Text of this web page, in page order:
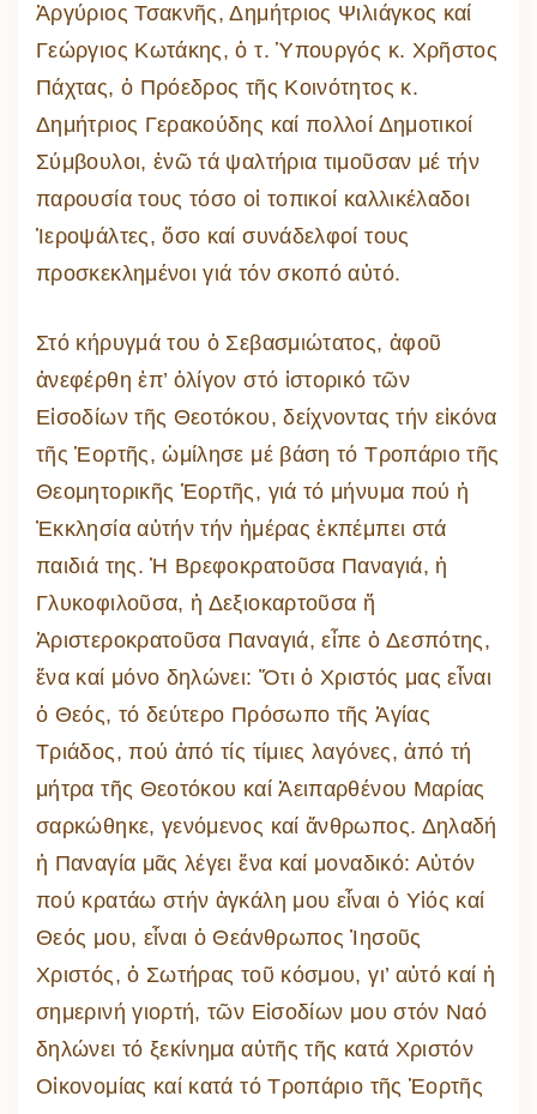
Ἀργύριος Τσακνῆς, Δημήτριος Ψιλιάγκος καί
Γεώργιος Κωτάκης, ὁ τ. Ὑπουργός κ. Χρῆστος
Πάχτας, ὁ Πρόεδρος τῆς Κοινότητος κ.
Δημήτριος Γερακούδης καί πολλοί Δημοτικοί
Σύμβουλοι, ἐνῶ τά ψαλτήρια τιμοῦσαν μέ τήν
παρουσία τους τόσο οἱ τοπικοί καλλικέλαδοι
Ἱεροψάλτες, ὅσο καί συνάδελφοί τους
προσκεκλημένοι γιά τόν σκοπό αὐτό.
Στό κήρυγμά του ὁ Σεβασμιώτατος, ἀφοῦ
ἀνεφέρθη ἐπ’ ὁλίγον στό ἱστορικό τῶν
Εἰσοδίων τῆς Θεοτόκου, δείχνοντας τήν εἰκόνα
τῆς Ἑορτῆς, ὡμίλησε μέ βάση τό Τροπάριο τῆς
Θεομητορικῆς Ἑορτῆς, γιά τό μήνυμα πού ἡ
Ἐκκλησία αὐτήν τήν ἡμέρας ἐκπέμπει στά
παιδιά της. Ἡ Βρεφοκρατοῦσα Παναγιά, ἡ
Γλυκοφιλοῦσα, ἡ Δεξιοκαρτοῦσα ἤ
Ἀριστεροκρατοῦσα Παναγιά, εἶπε ὁ Δεσπότης,
ἕνα καί μόνο δηλώνει: Ὅτι ὁ Χριστός μας εἶναι
ὁ Θεός, τό δεύτερο Πρόσωπο τῆς Ἁγίας
Τριάδος, πού ἀπό τίς τίμιες λαγόνες, ἀπό τή
μήτρα τῆς Θεοτόκου καί Ἀειπαρθένου Μαρίας
σαρκώθηκε, γενόμενος καί ἄνθρωπος. Δηλαδή
ἡ Παναγία μᾶς λέγει ἕνα καί μοναδικό: Αὐτόν
πού κρατάω στήν ἀγκάλη μου εἶναι ὁ Υἱός καί
Θεός μου, εἶναι ὁ Θεάνθρωπος Ἰησοῦς
Χριστός, ὁ Σωτήρας τοῦ κόσμου, γι’ αὐτό καί ἡ
σημερινή γιορτή, τῶν Εἰσοδίων μου στόν Ναό
δηλώνει τό ξεκίνημα αὐτῆς τῆς κατά Χριστόν
Οἰκονομίας καί κατά τό Τροπάριο τῆς Ἑορτῆς